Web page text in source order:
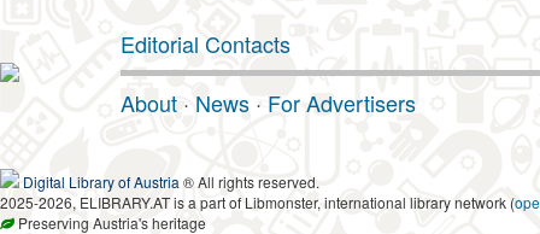
Editorial Contacts
About · News · For Advertisers
Digital Library of Austria ® All rights reserved.
2025-2026, ELIBRARY.AT is a part of Libmonster, international library network (
Preserving Austria's heritage